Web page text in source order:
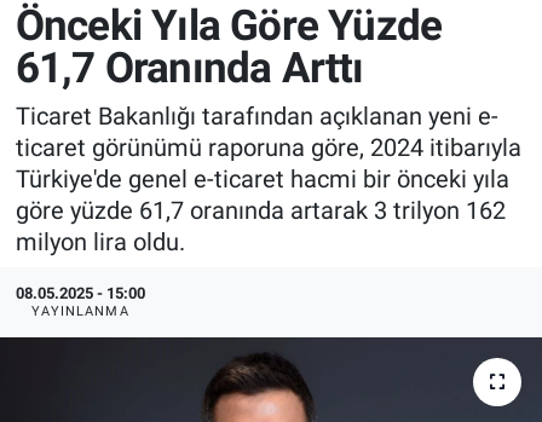
Önceki Yıla Göre Yüzde
61,7 Oranında Arttı
Ticaret Bakanlığı tarafından açıklanan yeni e-
ticaret görünümü raporuna göre, 2024 itibarıyla
Türkiye'de genel e-ticaret hacmi bir önceki yıla
göre yüzde 61,7 oranında artarak 3 trilyon 162
milyon lira oldu.
08.05.2025 - 15:00
YAYINLANMA
İnşaat ve Malzeme
HaberOrtak
EndüstriST
Enerjisini Üreten Fabrikalar